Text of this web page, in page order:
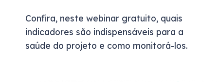
Confira, neste webinar gratuito, quais
indicadores são indispensáveis para a
saúde do projeto e como monitorá-los.